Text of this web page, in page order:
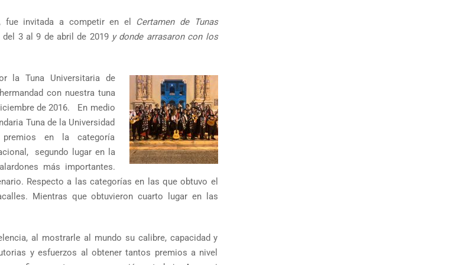
fue invitada a competir en el Certamen de Tunas
del 3 al 9 de abril de 2019y donde arrasaron con los
la Tuna Universitaria de
con nuestra tuna
de 2016. En medio
Tuna de la Universidad
en la categoría
segundo lugar en la
más importantes.
Respecto a las categorías en las que obtuvo el
Mientras que obtuvieron cuarto lugar en las
al mostrarle al mundo su calibre, capacidad y
y esfuerzos al obtener tantos premios a nivel